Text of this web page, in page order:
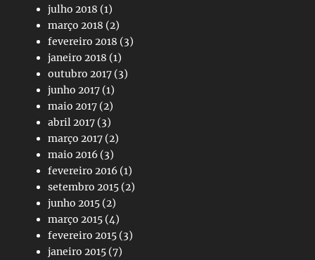
julho 2018 (1)
março 2018 (2)
fevereiro 2018 (3)
janeiro 2018 (1)
outubro 2017 (3)
junho 2017 (1)
maio 2017 (2)
abril 2017 (3)
março 2017 (2)
maio 2016 (3)
fevereiro 2016 (1)
setembro 2015 (2)
junho 2015 (2)
março 2015 (4)
fevereiro 2015 (3)
janeiro 2015 (7)